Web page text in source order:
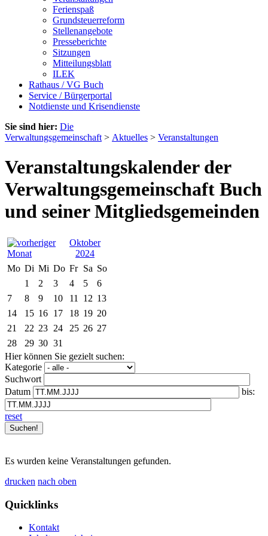
Ferienspaß
Grundsteuerreform
Stellenangebote
Presseberichte
Sitzungen
Mitteilungsblatt
ILEK
Rathaus / VG Buch
Service / Bürgerportal
Notdienste und Krisendienste
Sie sind hier: Die
Verwaltungsgemeinschaft > Aktuelles > Veranstaltungen
Veranstaltungskalender der
Verwaltungsgemeinschaft Buch
und seiner Mitgliedsgemeinden
Oktober
2024
Mo Di Mi Do Fr Sa So
1
2 3 4 5
6
7
8 9 10 11 12 13
14
15 16 17 18 19 20
21
22 23 24 25 26 27
28
29 30 31
Hier können Sie gezielt suchen:
Kategorie
Suchwort
Datum
bis:
reset
Es wurden keine Veranstaltungen gefunden.
drucken nach oben
Quicklinks
Kontakt